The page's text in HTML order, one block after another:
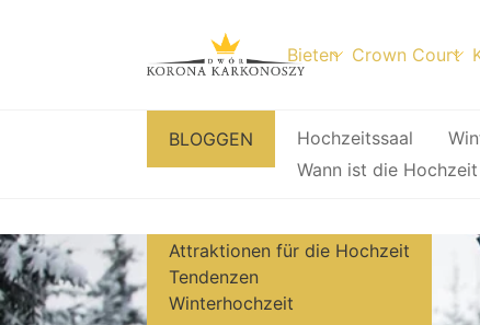
Inhalt
springen
Bieten Crown Court
BLOGGEN Hochzeitssaal
Wann ist die Hochzeit
Attraktionen für die Hochzeit
Tendenzen
Winterhochzeit